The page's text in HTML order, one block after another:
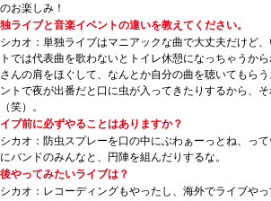
お楽しみ！
イブと音楽イベントの違いを教えてください。
カオ：単独ライブはマニアックな曲で大丈夫だけど
では代表曲を歌わないとトイレ休憩になっちゃうか
んの肩をほぐして、なんとか自分の曲を聴いてもら
トで夜が出番だと口に虫が入ってきたりするから、
笑）。
前に必ずやることはありますか？
カオ：防虫スプレーを口の中にぶわぁーっとね、っ
バンドのみんなと、円陣を組んだりするな。
やってみたいライブは？
カオ：レコーディングもやったし、海外でライブや